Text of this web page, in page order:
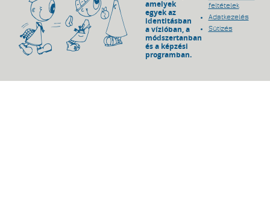
amelyek
egyek az
identitásban
a vízióban, a
módszertanban
és a képzési
programban.
feltételek
Adatkezelés
Sütizés